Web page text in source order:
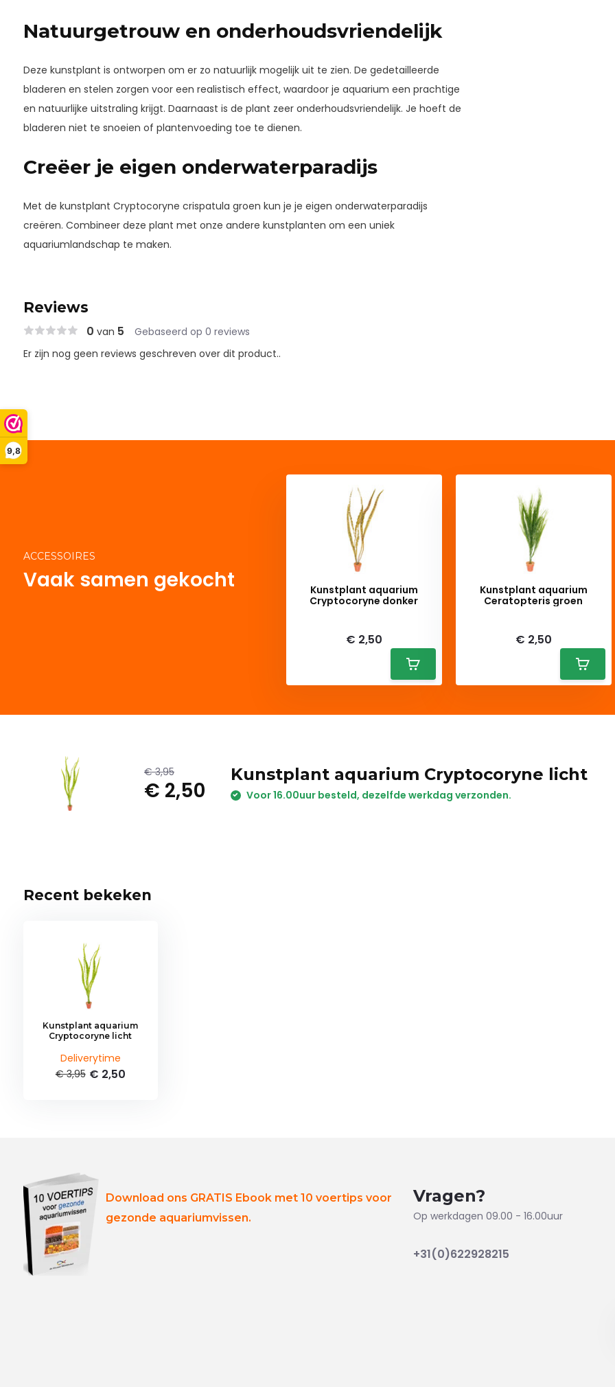
9,8
Natuurgetrouw en onderhoudsvriendelijk
Deze kunstplant is ontworpen om er zo natuurlijk mogelijk uit te zien. De gedetailleerde
bladeren en stelen zorgen voor een realistisch effect, waardoor je aquarium een prachtige
en natuurlijke uitstraling krijgt. Daarnaast is de plant zeer onderhoudsvriendelijk. Je hoeft de
bladeren niet te snoeien of plantenvoeding toe te dienen.
Creëer je eigen onderwaterparadijs
Met de kunstplant Cryptocoryne crispatula groen kun je je eigen onderwaterparadijs
creëren. Combineer deze plant met onze andere kunstplanten om een uniek
aquariumlandschap te maken.
Reviews
0 van 5 Gebaseerd op 0 reviews
Er zijn nog geen reviews geschreven over dit product..
ACCESSOIRES
Vaak samen gekocht
Kunstplant aquarium
Cryptocoryne donker
€ 2,50
Kunstplant aquarium
Ceratopteris groen
€ 2,50
€ 3,95
€ 2,50
Kunstplant aquarium Cryptocoryne licht
Voor 16.00uur besteld, dezelfde werkdag verzonden.
Recent bekeken
Kunstplant aquarium
Cryptocoryne licht
Deliverytime
€ 3,95 € 2,50
Download ons GRATIS Ebook met 10 voertips voor
gezonde aquariumvissen.
Vragen?
Op werkdagen 09.00 - 16.00uur
+31(0)622928215